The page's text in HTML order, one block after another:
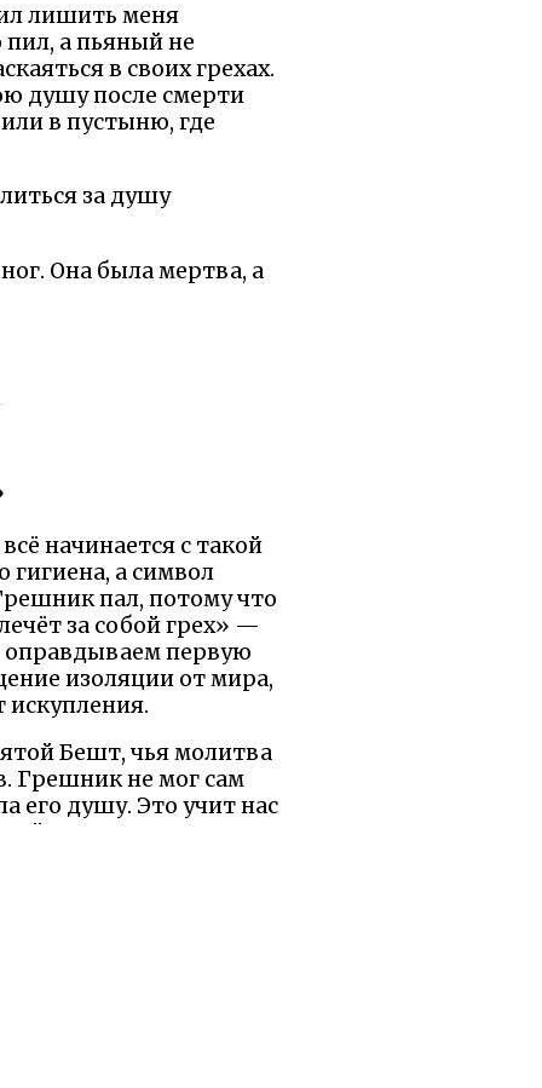
лишить меня
а пьяный не
в своих грехах.
душу после смерти
в пустыню, где
за душу
Она была мертва, а
начинается с такой
гигиена, а символ
пал, потому что
за собой грех» —
оправдываем первую
изоляции от мира,
искупления.
Бешт, чья молитва
Грешник не мог сам
его душу. Это учит нас
из нас уязвим перед